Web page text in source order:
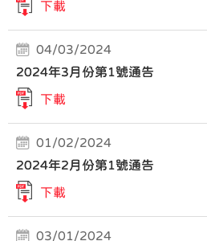
下載
04/03/2024
2024年3月份第1號通告
下載
01/02/2024
2024年2月份第1號通告
下載
03/01/2024